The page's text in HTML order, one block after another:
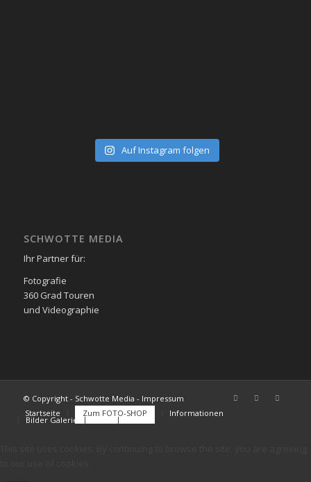
Auf Instagram folgen
SCHWOTTE MEDIA
Ihr Partner für:
Fotografie
360 Grad Touren
und Videographie
© Copyright - Schwotte Media - Impressum
Startseite
Zum FOTO-SHOP Informationen
Bilder Galerie FAQs Kontakt